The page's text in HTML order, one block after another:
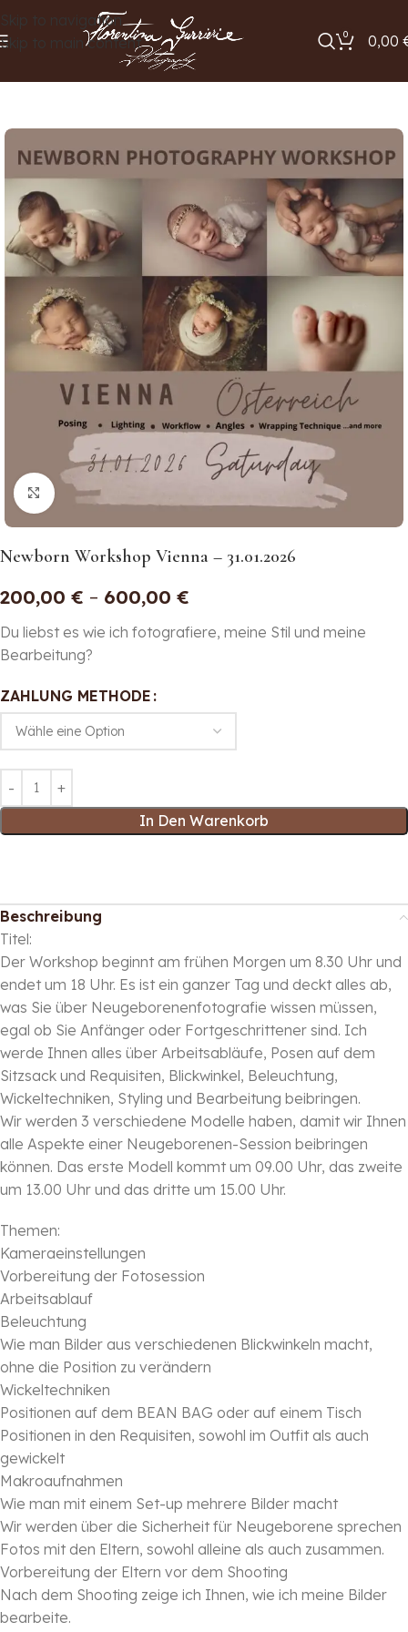
Skip to navigation
Skip to main content
0 0,00
Click to enlarge
Newborn Workshop Vienna – 31.01.2026
200,00 € – 600,00 €
Du liebst es wie ich fotografiere, meine Stil und meine
Bearbeitung?
ZAHLUNG METHODE
In Den Warenkorb
Beschreibung
Titel:
Der Workshop beginnt am frühen Morgen um 8.30 Uhr und
endet um 18 Uhr. Es ist ein ganzer Tag und deckt alles ab,
was Sie über Neugeborenenfotografie wissen müssen,
egal ob Sie Anfänger oder Fortgeschrittener sind. Ich
werde Ihnen alles über Arbeitsabläufe, Posen auf dem
Sitzsack und Requisiten, Blickwinkel, Beleuchtung,
Wickeltechniken, Styling und Bearbeitung beibringen.
Wir werden 3 verschiedene Modelle haben, damit wir Ihnen
alle Aspekte einer Neugeborenen-Session beibringen
können. Das erste Modell kommt um 09.00 Uhr, das zweite
um 13.00 Uhr und das dritte um 15.00 Uhr.
Themen:
Kameraeinstellungen
Vorbereitung der Fotosession
Arbeitsablauf
Beleuchtung
Wie man Bilder aus verschiedenen Blickwinkeln macht,
ohne die Position zu verändern
Wickeltechniken
Positionen auf dem BEAN BAG oder auf einem Tisch
Positionen in den Requisiten, sowohl im Outfit als auch
gewickelt
Makroaufnahmen
Wie man mit einem Set-up mehrere Bilder macht
Wir werden über die Sicherheit für Neugeborene sprechen
Fotos mit den Eltern, sowohl alleine als auch zusammen.
Vorbereitung der Eltern vor dem Shooting
Nach dem Shooting zeige ich Ihnen, wie ich meine Bilder
bearbeite.